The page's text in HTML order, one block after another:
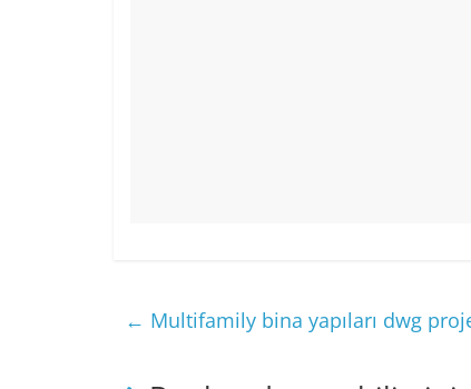
← Multifamily bina yapıları dwg